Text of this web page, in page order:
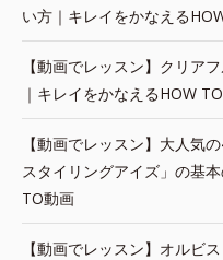
い方｜キレイをかなえる
【動画でレッスン】クリア
｜キレイをかなえるHOW
【動画でレッスン】大人気
スタイリングアイズ」の基
TO動画
【動画でレッスン】オルビ